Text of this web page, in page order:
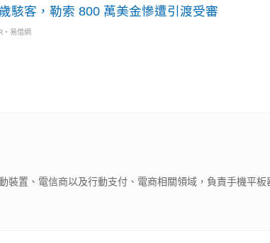
駭客，勒索 800 萬美金慘遭引渡受審
・易借網
裝置、電信商以及行動支付、電商相關領域，負責手機平板